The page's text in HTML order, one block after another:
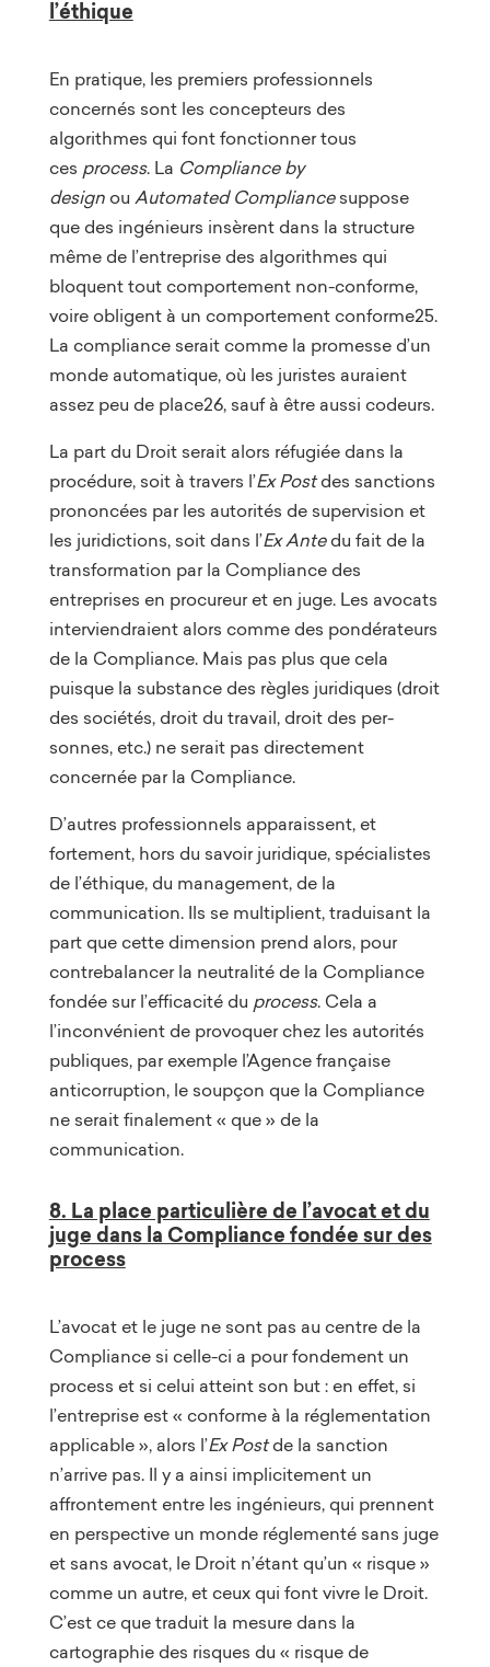
l’éthique
En pratique, les premiers professionnels
concernés sont les concepteurs des
algorithmes qui font fonctionner tous
ces process. La Compliance by
design ou Automated Compliancesuppose
que des ingénieurs insèrent dans la structure
même de l’entreprise des algorithmes qui
bloquent tout comportement non-conforme,
voire obligent à un comportement conforme25.
La compliance serait comme la promesse d’un
monde automatique, où les juristes auraient
assez peu de place26, sauf à être aussi codeurs.
La part du Droit serait alors réfugiée dans la
procédure, soit à travers l’Ex Postdes sanctions
prononcées par les autorités de supervision et
les juridictions, soit dans l’Ex Antedu fait de la
transformation par la Compliance des
entreprises en procureur et en juge. Les avocats
interviendraient alors comme des pondérateurs
de la Compliance. Mais pas plus que cela
puisque la substance des règles juridiques (droit
des sociétés, droit du travail, droit des per-
sonnes, etc.) ne serait pas directement
concernée par la Compliance.
D’autres professionnels apparaissent, et
fortement, hors du savoir juridique, spécialistes
de l’éthique, du management, de la
communication. Ils se multiplient, traduisant la
part que cette dimension prend alors, pour
contrebalancer la neutralité de la Compliance
fondée sur l’efficacité du process. Cela a
l’inconvénient de provoquer chez les autorités
publiques, par exemple l’Agence française
anticorruption, le soupçon que la Compliance
ne serait finalement « que » de la
communication.
8. La place particulière de l’avocat et du
juge dans la Compliance fondée sur des
process
L’avocat et le juge ne sont pas au centre de la
Compliance si celle-ci a pour fondement un
process et si celui atteint son but : en effet, si
l’entreprise est « conforme à la réglementation
applicable », alors l’Ex Postde la sanction
n’arrive pas. Il y a ainsi implicitement un
affrontement entre les ingénieurs, qui prennent
en perspective un monde réglementé sans juge
et sans avocat, le Droit n’étant qu’un « risque »
comme un autre, et ceux qui font vivre le Droit.
C’est ce que traduit la mesure dans la
cartographie des risques du « risque de